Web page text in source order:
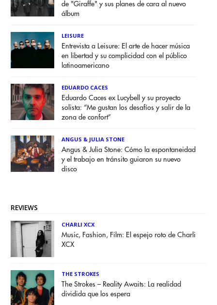
de "Giraffe" y sus planes de cara al nuevo
álbum
LEISURE
Entrevista a Leisure: El arte de hacer música
en libertad y su complicidad con el público
latinoamericano
EDUARDO CACES
Eduardo Caces ex Lucybell y su proyecto
solista: “Me gustan los desafíos y salir de la
zona de confort”
ANGUS & JULIA STONE
Angus & Julia Stone: Cómo la espontaneidad
y el trabajo en tránsito guiaron su nuevo
disco
REVIEWS
CHARLI XCX
Music, Fashion, Film: El espejo roto de Charli
XCX
THE STROKES
The Strokes – Reality Awaits: La realidad
dividida que los espera